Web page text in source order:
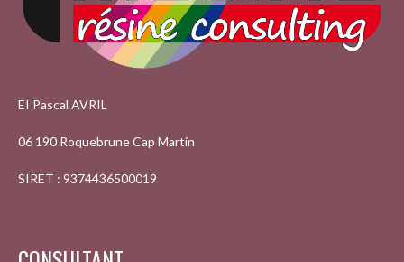
EI Pascal AVRIL
06 190 Roquebrune Cap Martin
SIRET : 9374436500019